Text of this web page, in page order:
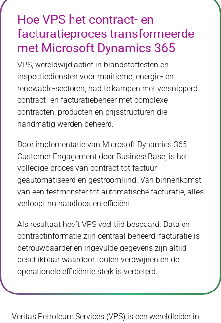
Hoe VPS het contract- en
facturatieproces transformeerde
met Microsoft Dynamics 365
VPS, wereldwijd actief in brandstoftesten en
inspectiediensten voor maritieme, energie- en
renewable-sectoren, had te kampen met versnipperd
contract- en facturatiebeheer met complexe
contracten, producten en prijsstructuren die
handmatig werden beheerd.
Door implementatie van Microsoft Dynamics 365
Customer Engagement door BusinessBase, is het
volledige proces van contract tot factuur
geautomatiseerd en gestroomlijnd. Van binnenkomst
van een testmonster tot automatische facturatie, alles
verloopt nu naadloos en efficiënt.
Als resultaat heeft VPS veel tijd bespaard. Data en
contractinformatie zijn centraal beheerd, facturatie is
betrouwbaarder en ingevulde gegevens zijn altijd
beschikbaar waardoor fouten verdwijnen en de
operationele efficiëntie sterk is verbeterd.
Veritas Petroleum Services (VPS) is een wereldleider in